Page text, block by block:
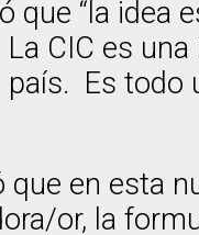
que “la idea
CIC es
Es
en esta
or, la